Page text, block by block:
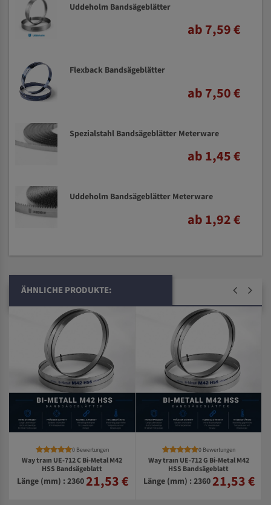
Uddeholm Bandsägeblätter
ab 7,59 €
Flexback Bandsägeblätter
ab 7,50 €
Spezialstahl Bandsägeblätter Meterware
ab 1,45 €
Uddeholm Bandsägeblätter Meterware
ab 1,92 €
ÄHNLICHE PRODUKTE:
0 Bewertungen
Way traın UE-712 C Bi-Metal M42
HSS Bandsägeblatt
Länge (mm) : 2360 21,53 €
0 Bewertungen
Way traın UE-712 G Bi-Metal M42
HSS Bandsägeblatt
Länge (mm) : 2360 21,53 €